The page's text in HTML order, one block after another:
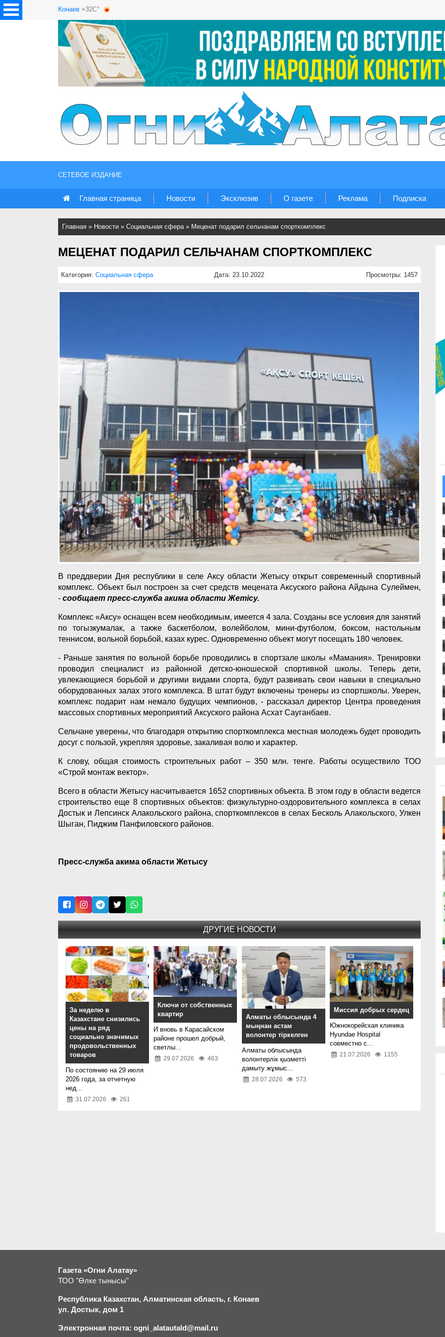
Конаев +32C°
СЕТЕВОЕ ИЗДАНИЕ
Главная страница Новости Эксклюзив О газете Реклама Подписка
Главная » Новости » Социальная сфера » Меценат подарил сельчанам спорткомплекс
МЕЦЕНАТ ПОДАРИЛ СЕЛЬЧАНАМ СПОРТКОМПЛЕКС
Категория: Социальная сфера Дата: 23.10.2022 Просмотры: 1457
В преддверии Дня республики в селе Аксу области Жетысу открыт современный спортивный
комплекс. Объект был построен за счет средств мецената Аксуского района Айдына Сулеймен,
- сообщает пресс-служба акима области Жетісу.
Комплекс «Аксу» оснащен всем необходимым, имеется 4 зала. Созданы все условия для занятий
по тогызкумалак, а также баскетболом, волейболом, мини-футболом, боксом, настольным
теннисом, вольной борьбой, казах курес. Одновременно объект могут посещать 180 человек.
- Раньше занятия по вольной борьбе проводились в спортзале школы «Мамания». Тренировки
проводил специалист из районной детско-юношеской спортивной школы. Теперь дети,
увлекающиеся борьбой и другими видами спорта, будут развивать свои навыки в специально
оборудованных залах этого комплекса. В штат будут включены тренеры из спортшколы. Уверен,
комплекс подарит нам немало будущих чемпионов, - рассказал директор Центра проведения
массовых спортивных мероприятий Аксуского района Асхат Сауганбаев.
Сельчане уверены, что благодаря открытию спорткомплекса местная молодежь будет проводить
досуг с пользой, укрепляя здоровье, закаливая волю и характер.
К слову, общая стоимость строительных работ – 350 млн. тенге. Работы осуществило ТОО
«Строй монтаж вектор».
Всего в области Жетысу насчитывается 1652 спортивных объекта. В этом году в области ведется
строительство еще 8 спортивных объектов: физкультурно-оздоровительного комплекса в селах
Достык и Лепсинск Алакольского района, спорткомплексов в селах Бесколь Алакольского, Улкен
Шыган, Пиджим Панфиловского районов.
Пресс-служба акима области Жетысу
ДРУГИЕ НОВОСТИ
За неделю в
Казахстане снизились
цены на ряд
социально значимых
продовольственных
товаров
По состоянию на 29 июля
2026 года, за отчетную
нед...
31.07.2026 261
Ключи от собственных
квартир
И вновь в Карасайском
районе прошел добрый,
светлы...
29.07.2026 463
Алматы облысында 4
мыңнан астам
волонтер тіркелген
Алматы облысында
волонтерлік қызметті
дамыту жұмыс...
28.07.2026 573
Миссия добрых сердец
Южнокорейская клиника
Hyundae Hospital
совместно с...
21.07.2026 1155
Газета «Огни Алатау»
ТОО "Өлке тынысы"
Республика Казахстан, Алматинская область, г. Конаев
ул. Достык, дом 1
Электронная почта: ogni_alatautald@mail.ru